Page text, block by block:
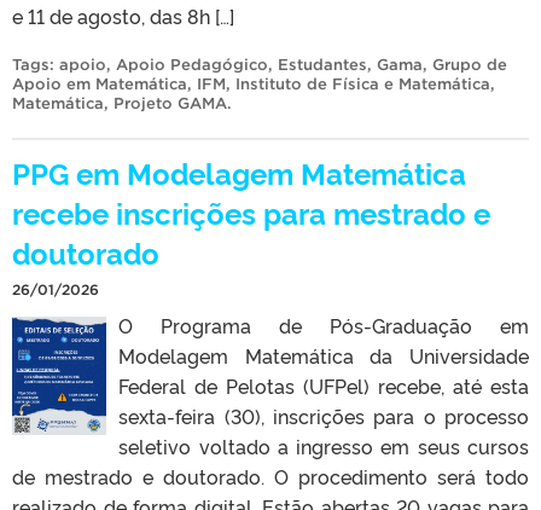
e 11 de agosto, das 8h […]
Tags: apoio, Apoio Pedagógico, Estudantes, Gama, Grupo de
Apoio em Matemática, IFM, Instituto de Física e Matemática,
Matemática, Projeto GAMA.
PPG em Modelagem Matemática
recebe inscrições para mestrado e
doutorado
26/01/2026
O Programa de Pós-Graduação em
Modelagem Matemática da Universidade
Federal de Pelotas (UFPel) recebe, até esta
sexta-feira (30), inscrições para o processo
seletivo voltado a ingresso em seus cursos
de mestrado e doutorado. O procedimento será todo